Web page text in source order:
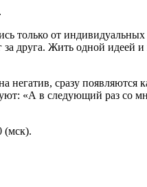
только от индивидуальных
за друга. Жить одной идеей
сразу появляются
«А в следующий раз со
(мск).